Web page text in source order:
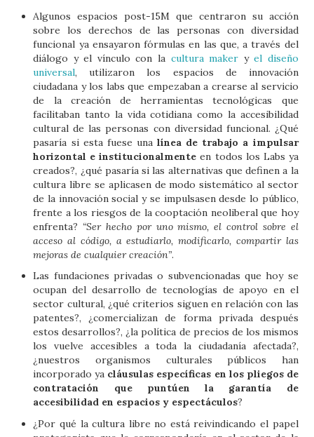
Algunos espacios post-15M que centraron su acción
sobre los derechos de las personas con diversidad
funcional ya ensayaron fórmulas en las que, a través del
diálogo y el vínculo con la cultura maker yel diseño
universal, utilizaron los espacios de innovación
ciudadana y los labs que empezaban a crearse al servicio
de la creación de herramientas tecnológicas que
facilitaban tanto la vida cotidiana como la accesibilidad
cultural de las personas con diversidad funcional. ¿Qué
pasaría si esta fuese unalínea de trabajo a impulsar
horizontal e institucionalmente en todos los Labs ya
creados?, ¿qué pasaría si las alternativas que definen a la
cultura libre se aplicasen de modo sistemático al sector
de la innovación social y se impulsasen desde lo público,
frente a los riesgos de la cooptación neoliberal que hoy
enfrenta? “Ser hecho por uno mismo, el control sobre el
acceso al código, a estudiarlo, modificarlo, compartir las
mejoras de cualquier creación”.
Las fundaciones privadas o subvencionadas que hoy se
ocupan del desarrollo de tecnologías de apoyo en el
sector cultural, ¿qué criterios siguen en relación con las
patentes?, ¿comercializan de forma privada después
estos desarrollos?, ¿la política de precios de los mismos
los vuelve accesibles a toda la ciudadanía afectada?,
¿nuestros organismos culturales públicos han
incorporado ya cláusulas específicas en los pliegos de
contratación que puntúen la garantía de
accesibilidad en espacios y espectáculos?
¿Por qué la cultura libre no está reivindicando el papel